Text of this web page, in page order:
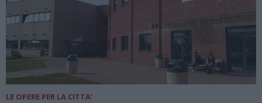
LE OPERE PER LA CITTA'